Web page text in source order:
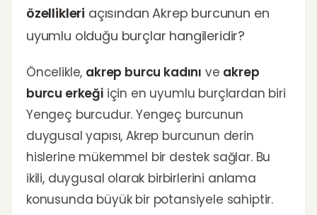
özellikleri açısından Akrep burcunun en
uyumlu olduğu burçlar hangileridir?
Öncelikle, akrep burcu kadını ve akrep
burcu erkeğiiçin en uyumlu burçlardan biri
Yengeç burcudur. Yengeç burcunun
duygusal yapısı, Akrep burcunun derin
hislerine mükemmel bir destek sağlar. Bu
ikili, duygusal olarak birbirlerini anlama
konusunda büyük bir potansiyele sahiptir.